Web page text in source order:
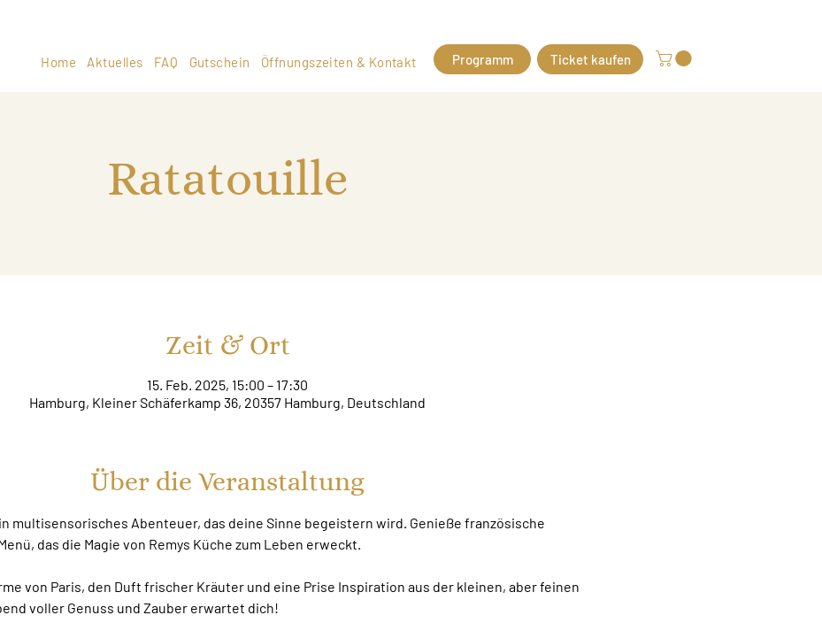
Home Aktuelles FAQ Gutschein Öffnungszeiten & Kontakt Programm Ticket kaufen
Ratatouille
Zeit & Ort
15. Feb. 2025, 15:00 – 17:30
Hamburg, Kleiner Schäferkamp 36, 20357 Hamburg, Deutschland
Über die Veranstaltung
multisensorisches Abenteuer, das deine Sinne begeistern wird. Genieße französische
das die Magie von Remys Küche zum Leben erweckt.
von Paris, den Duft frischer Kräuter und eine Prise Inspiration aus der kleinen, aber feinen
voller Genuss und Zauber erwartet dich!